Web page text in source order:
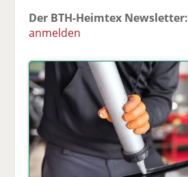
Der BTH-Heimtex Newsletter:
anmelden